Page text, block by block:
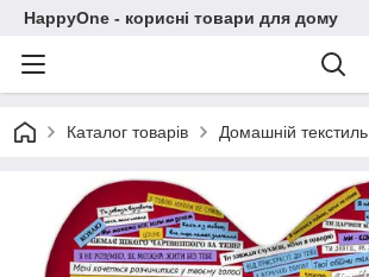
HappyOne - корисні товари для дому
Каталог товарів Домашній текстиль